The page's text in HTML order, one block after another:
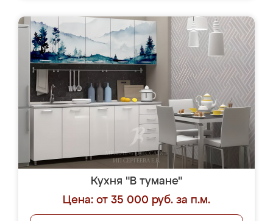
Кухня "В тумане"
Цена: от 35 000 руб. за п.м.